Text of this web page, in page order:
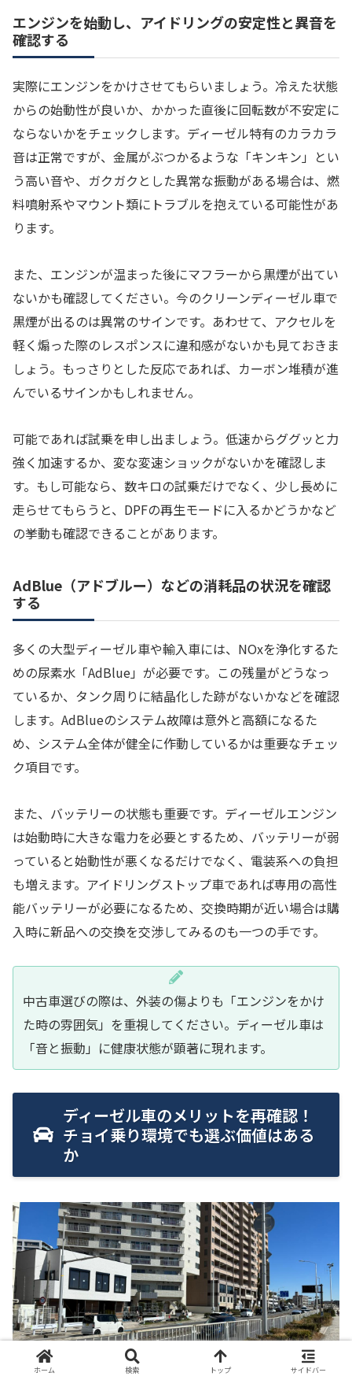
エンジンを始動し、アイドリングの安定性と異音を
確認する
実際にエンジンをかけさせてもらいましょう。冷えた状態
からの始動性が良いか、かかった直後に回転数が不安定に
ならないかをチェックします。ディーゼル特有のカラカラ
音は正常ですが、金属がぶつかるような「キンキン」とい
う高い音や、ガクガクとした異常な振動がある場合は、燃
料噴射系やマウント類にトラブルを抱えている可能性があ
ります。
また、エンジンが温まった後にマフラーから黒煙が出てい
ないかも確認してください。今のクリーンディーゼル車で
黒煙が出るのは異常のサインです。あわせて、アクセルを
軽く煽った際のレスポンスに違和感がないかも見ておきま
しょう。もっさりとした反応であれば、カーボン堆積が進
んでいるサインかもしれません。
可能であれば試乗を申し出ましょう。低速からググッと力
強く加速するか、変な変速ショックがないかを確認しま
す。もし可能なら、数キロの試乗だけでなく、少し長めに
走らせてもらうと、DPFの再生モードに入るかどうかなど
の挙動も確認できることがあります。
AdBlue（アドブルー）などの消耗品の状況を確認
する
多くの大型ディーゼル車や輸入車には、NOxを浄化するた
めの尿素水「AdBlue」が必要です。この残量がどうなっ
ているか、タンク周りに結晶化した跡がないかなどを確認
します。AdBlueのシステム故障は意外と高額になるた
め、システム全体が健全に作動しているかは重要なチェッ
ク項目です。
また、バッテリーの状態も重要です。ディーゼルエンジン
は始動時に大きな電力を必要とするため、バッテリーが弱
っていると始動性が悪くなるだけでなく、電装系への負担
も増えます。アイドリングストップ車であれば専用の高性
能バッテリーが必要になるため、交換時期が近い場合は購
入時に新品への交換を交渉してみるのも一つの手です。
中古車選びの際は、外装の傷よりも「エンジンをかけ
た時の雰囲気」を重視してください。ディーゼル車は
「音と振動」に健康状態が顕著に現れます。
ディーゼル車のメリットを再確認！
チョイ乗り環境でも選ぶ価値はある
か
ホーム 検索 トップ サイドバー